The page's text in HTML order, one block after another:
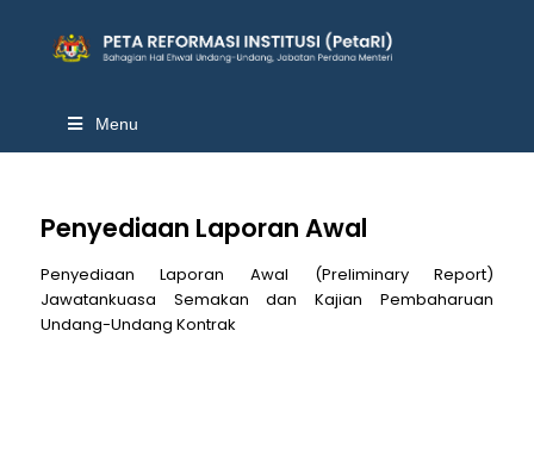
Menu
Penyediaan Laporan Awal
Penyediaan Laporan Awal (Preliminary Report)
Jawatankuasa Semakan dan Kajian Pembaharuan
Undang-Undang Kontrak